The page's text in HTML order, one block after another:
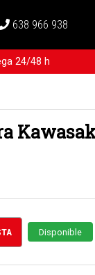
638 966 938
24/48 h
Disponible